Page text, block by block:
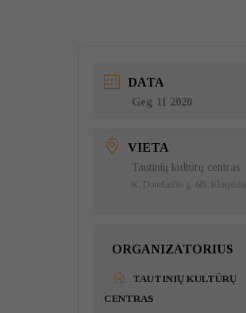
DATA
Geg 11 2020
VIETA
Tautinių kultūrų centras
K. Donelaičio g. 6B, Klaipėda
ORGANIZATORIUS
TAUTINIŲ KULTŪRŲ
CENTRAS